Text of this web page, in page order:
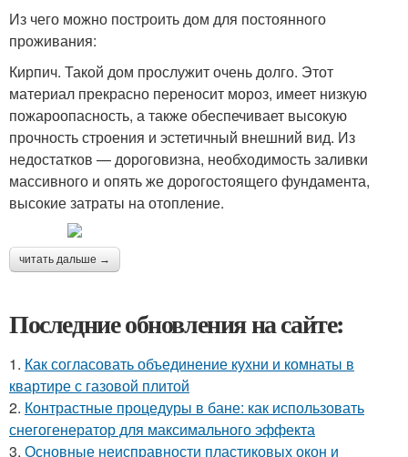
Из чего можно построить дом для постоянного
проживания:
Кирпич. Такой дом прослужит очень долго. Этот
материал прекрасно переносит мороз, имеет низкую
пожароопасность, а также обеспечивает высокую
прочность строения и эстетичный внешний вид. Из
недостатков — дороговизна, необходимость заливки
массивного и опять же дорогостоящего фундамента,
высокие затраты на отопление.
читать дальше →
Последние обновления на сайте:
1. Как согласовать объединение кухни и комнаты в
квартире с газовой плитой
2. Контрастные процедуры в бане: как использовать
снегогенератор для максимального эффекта
3. Основные неисправности пластиковых окон и